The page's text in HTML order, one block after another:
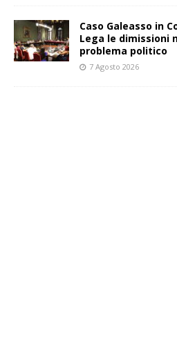
Caso Galeasso in
Lega le dimissioni
problema politico
7 Agosto 2026